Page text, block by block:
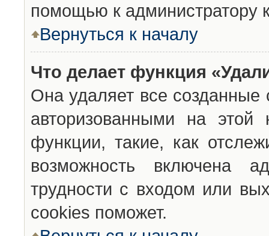
помощью к администратору
Вернуться к началу
Что делает функция
Она удаляет все созданные
авторизованными на
функции, такие, как
возможность включена
трудности с входом или
cookies поможет.